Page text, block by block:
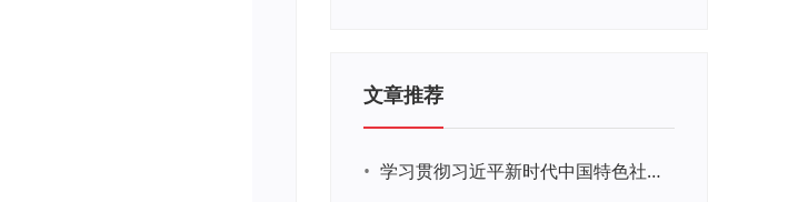
文章推荐
•
学习贯彻习近平新时代中国特色社会主义思想主题教育网络培训